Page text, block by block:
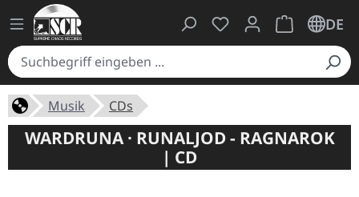
Du hast 0 Produkte
Warenkorb
DE
Musik CDs
WARDRUNA · RUNALJOD - RAGNAROK
| CD